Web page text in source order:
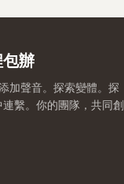
辦
加聲音。探索變體。探
繫。你的團隊，共同創